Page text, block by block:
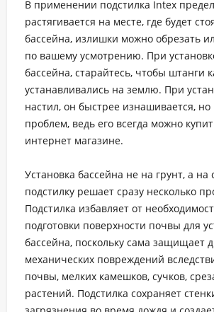
В применении подстилка Intex
растягивается на месте, где будет
бассейна, излишки можно обрезать
по вашему усмотрению. При
бассейна, старайтесь, чтобы штанги
устанавливались на землю. При
настил, он быстрее изнашивается, но
проблем, ведь его всегда можно
интернет магазине.
Установка бассейна не на грунт, а
подстилку решает сразу несколько
Подстилка избавляет от
подготовки поверхности почвы для
бассейна, поскольку сама защищает
механических повреждений
почвы, мелких камешков, сучков,
растений. Подстилка сохраняет